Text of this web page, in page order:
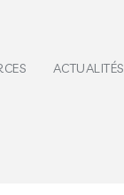
ACTUALITÉS